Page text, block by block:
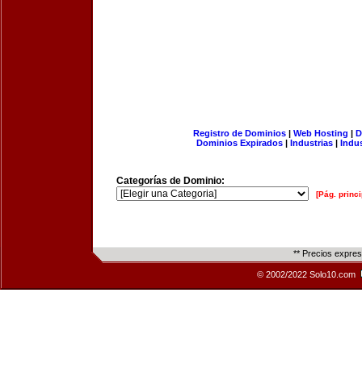
Registro de Dominios| Web Hosting |
Dominios Expirados | Industrias |
Categorías de Dominio:
[Pág.
** Precios
© 2002/2022 Solo10.com